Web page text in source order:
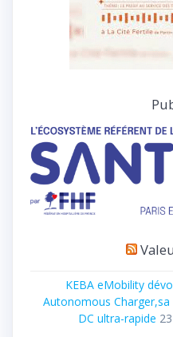
KEBA eMobility
Autonomous
DC ultra-rapide